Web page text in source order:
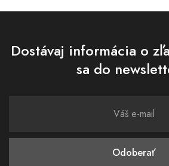
Dostávaj informácia o
sa do